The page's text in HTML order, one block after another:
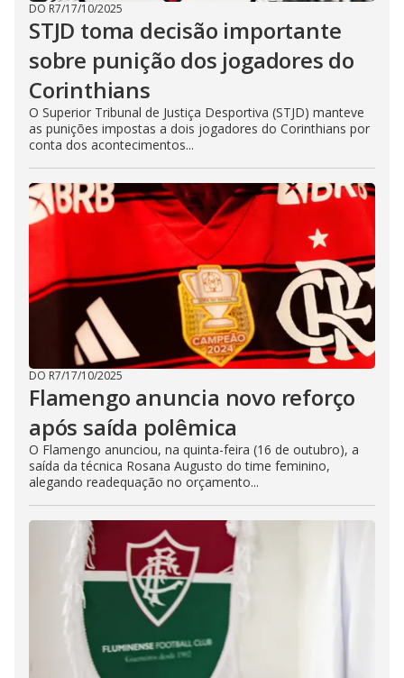
DO R7/17/10/2025
STJD toma decisão importante
sobre punição dos jogadores do
Corinthians
O Superior Tribunal de Justiça Desportiva (STJD) manteve
as punições impostas a dois jogadores do Corinthians por
conta dos acontecimentos...
DO R7/17/10/2025
Flamengo anuncia novo reforço
após saída polêmica
O Flamengo anunciou, na quinta-feira (16 de outubro), a
saída da técnica Rosana Augusto do time feminino,
alegando readequação no orçamento...